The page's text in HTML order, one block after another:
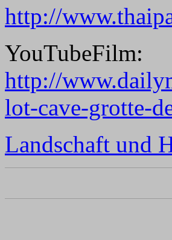
http://
YouTubeFilm:
http://
lot-cave-grotte-
Landschaft und